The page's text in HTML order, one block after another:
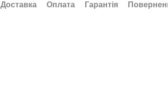
Доставка Оплата Гарантія